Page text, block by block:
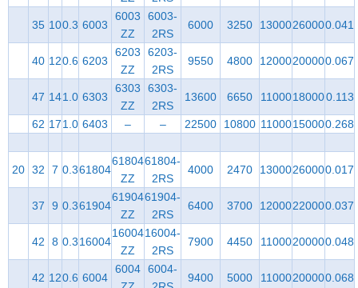
35 100.3 6003
6003
ZZ
6003-
2RS
6000 3250 13000260000.041
40 120.6 6203
6203
ZZ
6203-
2RS
9550 4800 12000200000.067
47 141.0 6303
6303
ZZ
6303-
2RS
13600 6650 11000180000.113
62 171.0 6403 – – 22500 10800 11000150000.268
20 32 7 0.361804
61804
ZZ
61804-
2RS
4000 2470 13000260000.017
37 9 0.361904
61904
ZZ
61904-
2RS
6400 3700 12000220000.037
42 8 0.316004
16004
ZZ
16004-
2RS
7900 4450 11000200000.048
42 120.6 6004
6004 6004-
9400 5000 11000200000.068